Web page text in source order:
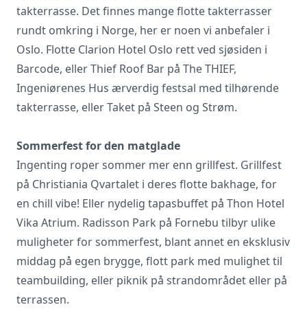
takterrasse. Det finnes mange flotte takterrasser
rundt omkring i Norge, her er noen vi anbefaler i
Oslo. Flotte Clarion Hotel Oslo rett ved sjøsiden i
Barcode, eller Thief Roof Bar på The THIEF,
Ingeniørenes Hus ærverdig festsal med tilhørende
takterrasse, ellerTaket på Steen og Strøm.
Sommerfest for den matglade
Ingenting roper sommer mer enn grillfest. Grillfest
på Christiania Qvartalet i deres flotte bakhage, for
en chill vibe! Eller nydelig tapasbuffet på Thon Hotel
Vika Atrium. Radisson Park på Fornebu tilbyr ulike
muligheter for sommerfest, blant annet en eksklusiv
middag på egen brygge, flott park med mulighet til
teambuilding, eller piknik på strandområdet eller på
terrassen.
Vi innhenter uforpliktende tilbud, gir
råd og forhandler priser og
betingelser, bestiller på ønsket sted,
gjennomgår kontrakt og følger opp
viktige frister. Tjenesten er kostnadsfri
for deg som kunde, og det er ingen
påslag i prisene.
LUKK VINDU SEND FORESPØRSEL